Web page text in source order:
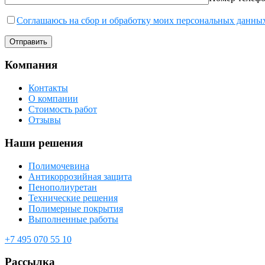
Соглашаюсь на сбор и обработку моих персональных
Компания
Контакты
О компании
Стоимость работ
Отзывы
Наши решения
Полимочевина
Антикоррозийная защита
Пенополиуретан
Технические решения
Полимерные покрытия
Выполненные работы
+7 495 070 55 10
Рассылка